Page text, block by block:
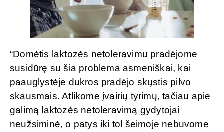
“Domėtis laktozės netoleravimu pradėjome
susidūrę su šia problema asmeniškai, kai
paauglystėje dukros pradėjo skųstis pilvo
skausmais. Atlikome įvairių tyrimų, tačiau apie
galimą laktozės netoleravimą gydytojai
neužsiminė, o patys iki tol šeimoje nebuvome